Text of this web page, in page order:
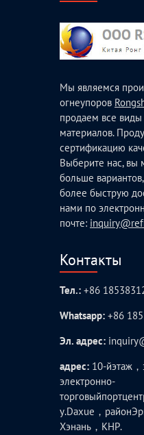
Мы являемся
огнеупоров
продаем все
материалов.
сертификацию
Выберите нас, вы
больше
более быструю
нами по
почте:
Контакты
Тел.: +86
Whatsapp: +86
Эл. адрес:
адрес: 10-йэтаж
электронно-
у.Daxue，
Хэнань，КНР.